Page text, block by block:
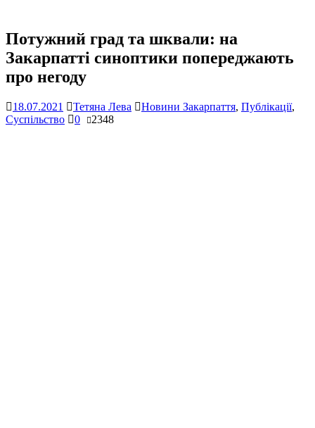
Потужний град та шквали: на
Закарпатті синоптики попереджають
про негоду
18.07.2021 Тетяна Лева Новини Закарпаття, Публікації,
Суспільство
0 2348